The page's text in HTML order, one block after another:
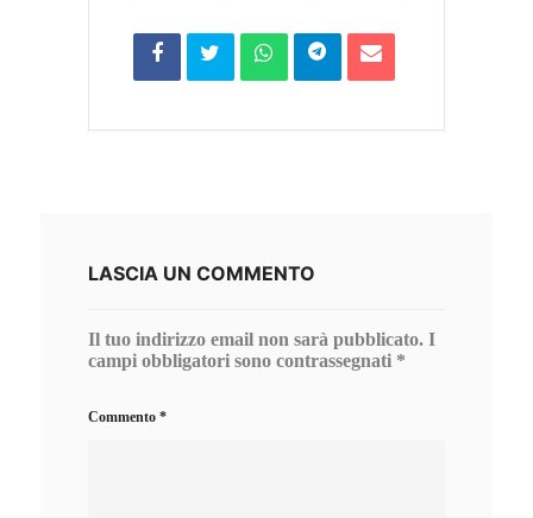
LASCIA UN COMMENTO
Il tuo indirizzo email non sarà pubblicato. I
campi obbligatori sono contrassegnati *
Commento *